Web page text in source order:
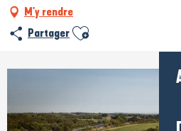
M'y rendre
Partager Ajouter aux favoris